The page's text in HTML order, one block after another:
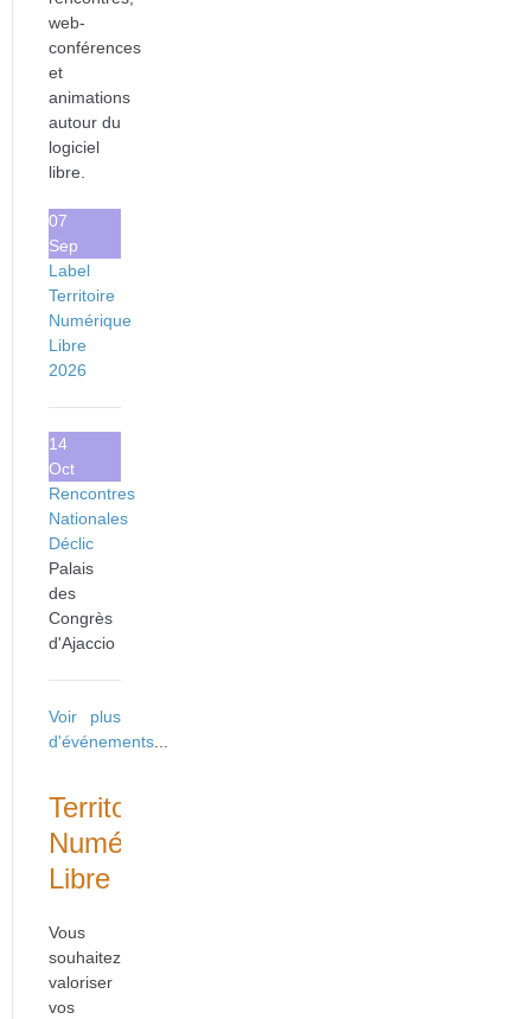
web-
conférences
et
animations
autour du
logiciel
libre.
07
Sep
Label
Territoire
Numérique
Libre
2026
14
Oct
Rencontres
Nationales
Déclic
Palais
des
Congrès
d'Ajaccio
Voir plus
d'événements
Territoire
Numérique
Libre
Vous
souhaitez
valoriser
vos